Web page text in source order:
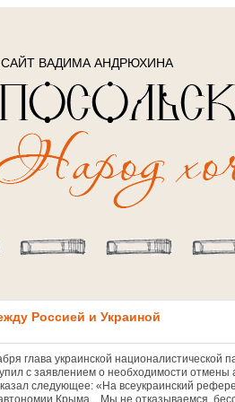
САЙТ ВАДИМА АНДРЮХИНА
Россией и Украиной
глава украинской националистической
с заявлением о необходимости
следующее: «На всеукраинский
Крыма... Мы не отказываемся,